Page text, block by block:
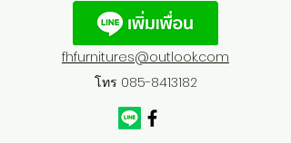
fhfurnitures@outlook.com
โทร 085-8413182